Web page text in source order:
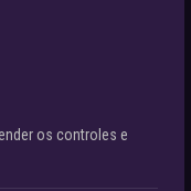
os controles e